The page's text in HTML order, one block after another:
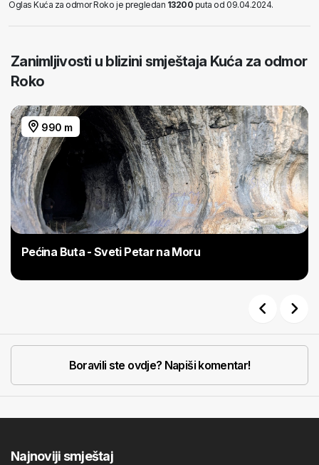
Oglas Kuća za odmor Roko je pregledan 13200 puta od 09.04.2024.
Zanimljivosti u blizini smještaja Kuća za odmor
Roko
990 m
Pećina Buta - Sveti Petar na Moru
Boravili ste ovdje? Napiši komentar!
Najnoviji smještaj